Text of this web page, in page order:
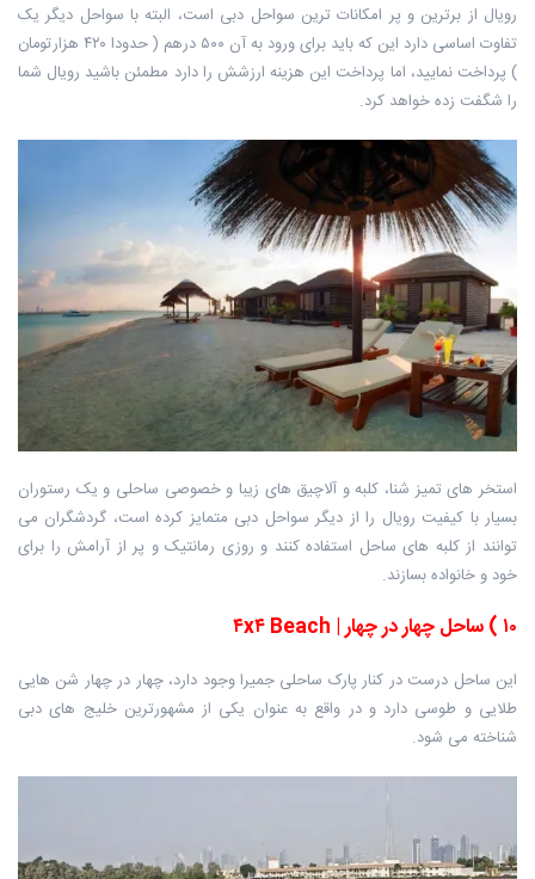
رویال از برترین و پر امکانات ترین سواحل دبی است، البته با سواحل دیگر یک
تفاوت اساسی دارد این که باید برای ورود به آن ۵۰۰ درهم ( حدودا ۴۲۰ هزارتومان
) پرداخت نمایید، اما پرداخت این هزینه ارزشش را دارد مطمئن باشید رویال شما
را شگفت زده خواهد کرد.
استخر های تمیز شنا، کلبه و آلاچیق های زیبا و خصوصی ساحلی و یک رستوران
بسیار با کیفیت رویال را از دیگر سواحل دبی متمایز کرده است، گردشگران می
توانند از کلبه های ساحل استفاده کنند و روزی رمانتیک و پر از آرامش را برای
خود و خانواده بسازند.
۱۰ )ساحل چهار در چهار | ۴x۴Beach
این ساحل درست در کنار پارک ساحلی جمیرا وجود دارد، چهار در چهار شن هایی
طلایی و طوسی دارد و در واقع به عنوان یکی از مشهورترین خلیج های دبی
شناخته می شود.